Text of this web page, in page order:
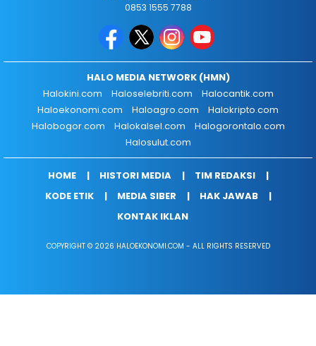
0853 1555 7788
HALO MEDIA NETWORK (HMN)
Halokini.com
Haloselebriti.com
Halocantik.com
Haloekonomi.com
Haloagro.com
Halokripto.com
Halobogor.com
Halokalsel.com
Halogorontalo.com
Halosulut.com
HOME HISTORI MEDIA
TIM REDAKSI
KODE ETIK
MEDIA SIBER
HAK JAWAB
KONTAK IKLAN
COPYRIGHT © 2026 HALOEKONOMI.COM - ALL RIGHTS RESERVED